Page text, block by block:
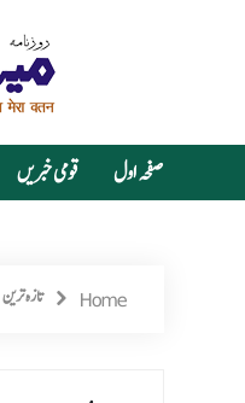
صفحہ اول قومی خبریں
Home تازہ ترین